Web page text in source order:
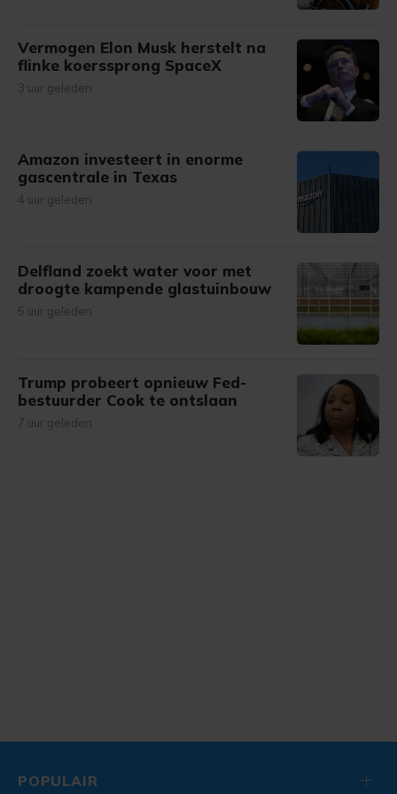
Vermogen Elon Musk herstelt na
flinke koerssprong SpaceX
3 uur geleden
Amazon investeert in enorme
gascentrale in Texas
4 uur geleden
Delfland zoekt water voor met
droogte kampende glastuinbouw
5 uur geleden
Trump probeert opnieuw Fed-
bestuurder Cook te ontslaan
7 uur geleden
POPULAIR